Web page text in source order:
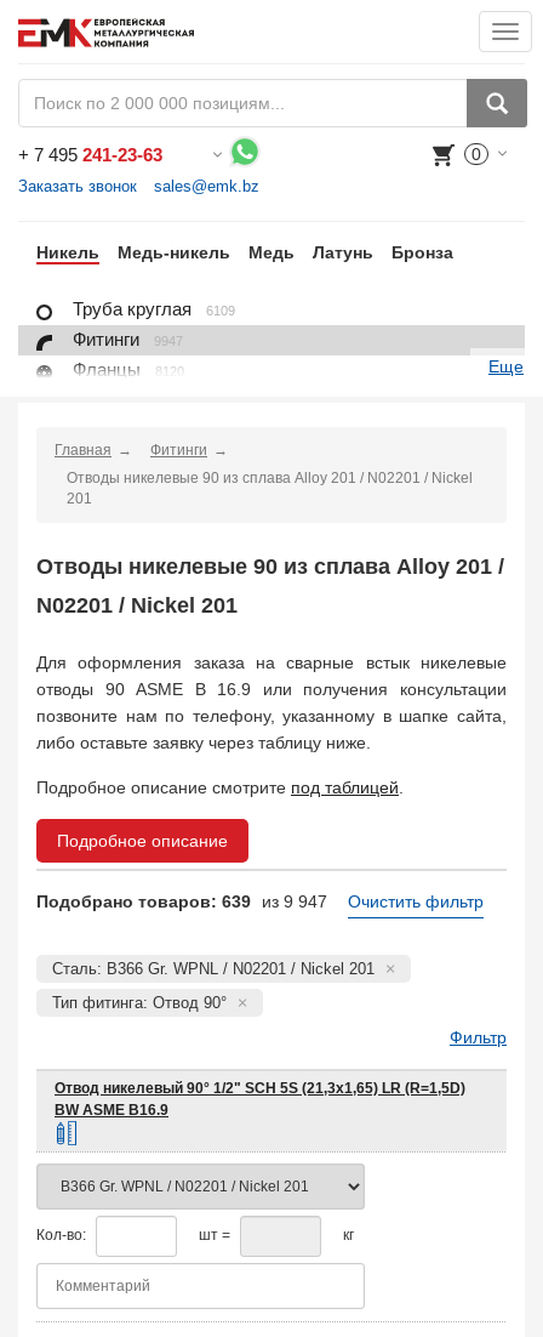
+ 7 495 241-23-63
Заказать звонок sales@emk.bz
0
Никель Медь-никель Медь Латунь Бронза
Труба круглая 6109
Фитинги 9947
Фланцы 8120
Круг 1404
Квадрат
Заказать в 1 клик
Еще
Главная
Фитинги
Отводы никелевые 90 из сплава Alloy 201 / N02201 / Nickel
201
Отводы никелевые 90 из сплава Alloy 201 /
N02201 / Nickel 201
Для оформления заказа на сварные встык никелевые
отводы 90 ASME B 16.9 или получения консультации
позвоните нам по телефону, указанному в шапке сайта,
либо оставьте заявку через таблицу ниже.
Подробное описание смотрите под таблицей
Подробное описание
Подобрано товаров: 639 из 9 947 Очистить фильтр
Сталь: B366 Gr. WPNL / N02201 / Nickel 201
Тип фитинга: Отвод 90°
Фильтр
Отвод никелевый 90° 1/2" SCH 5S (21,3х1,65) LR (R=1,5D)
BW ASME B16.9
Кол-во: шт = кг